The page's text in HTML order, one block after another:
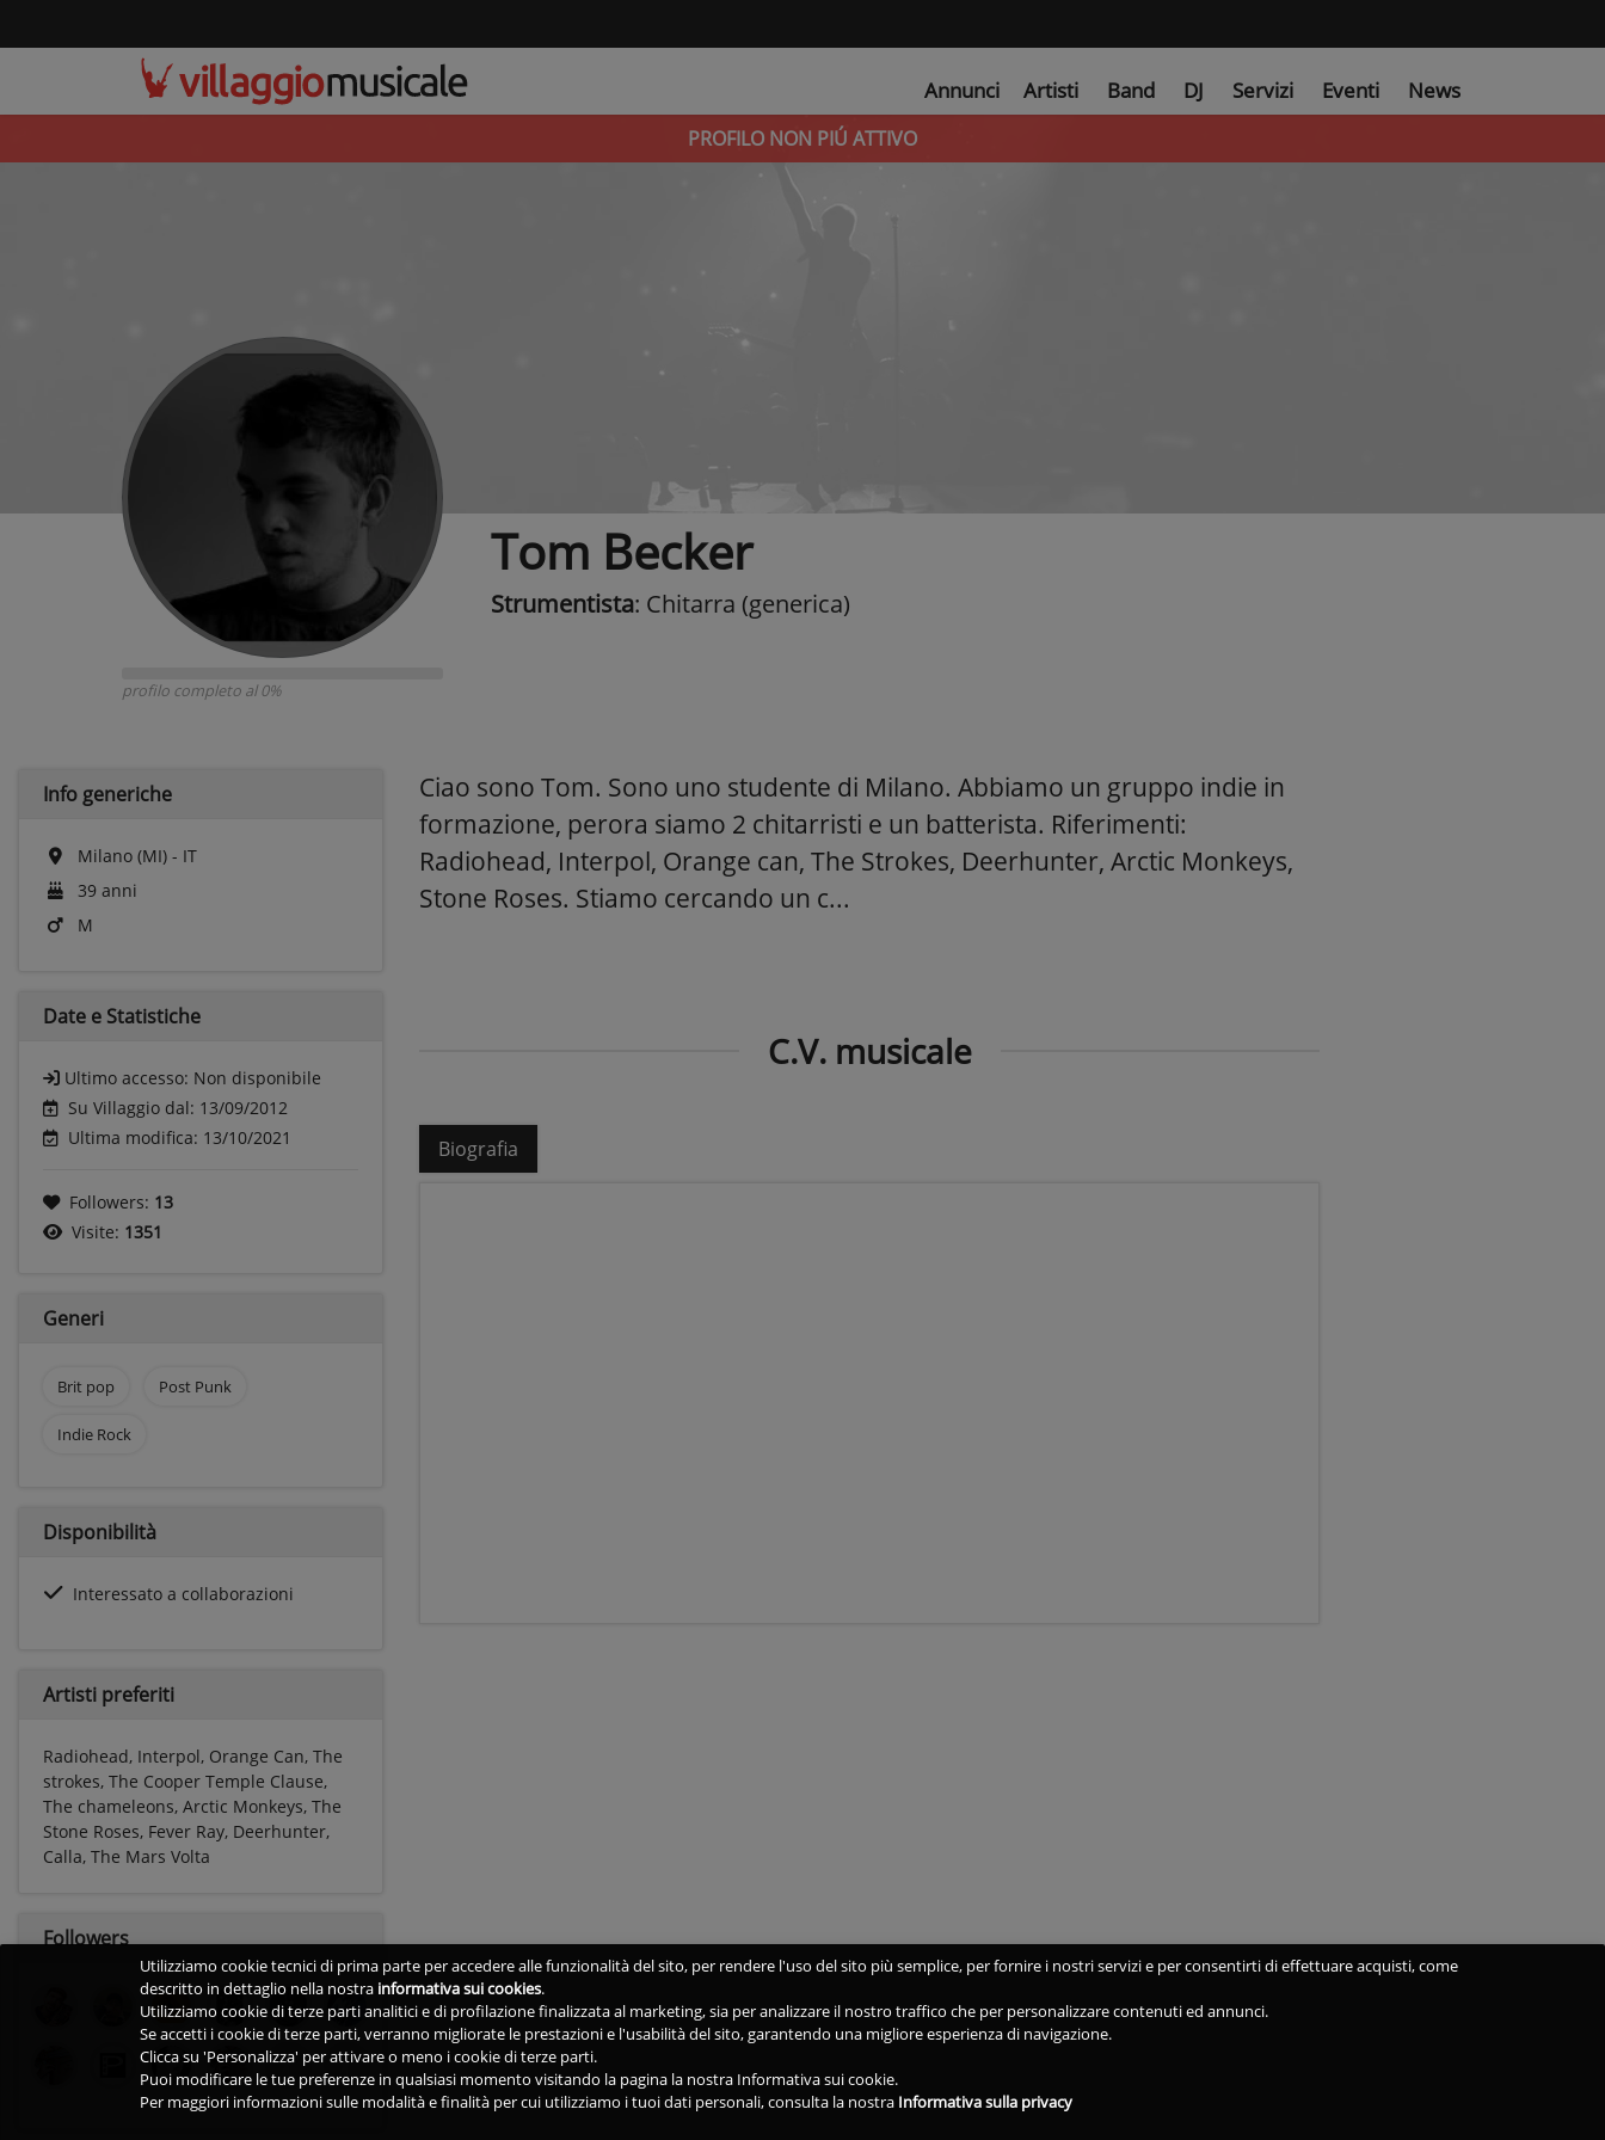
Annunci Artisti Band DJ Servizi Eventi News
PROFILO NON PIÚ ATTIVO
profilo completo al 0%
Tom Becker
Strumentista: Chitarra (generica)
Info generiche
Milano (MI) - IT
39 anni
M
Date e Statistiche
Ultimo accesso: Non disponibile
Su Villaggio dal: 13/09/2012
Ultima modifica: 13/10/2021
Followers: 13
Visite: 1351
Generi
Brit pop Post Punk
Indie Rock
Disponibilità
Interessato a collaborazioni
Artisti preferiti
Radiohead, Interpol, Orange Can, The
strokes, The Cooper Temple Clause,
The chameleons, Arctic Monkeys, The
Stone Roses, Fever Ray, Deerhunter,
Calla, The Mars Volta
Followers
Ciao sono Tom. Sono uno studente di Milano. Abbiamo un gruppo indie in
formazione, perora siamo 2 chitarristi e un batterista. Riferimenti:
Radiohead, Interpol, Orange can, The Strokes, Deerhunter, Arctic Monkeys,
Stone Roses. Stiamo cercando un c...
C.V. musicale
Biografia
Utilizziamo cookie tecnici di prima parte per accedere alle funzionalità del sito, per rendere l'uso del sito più semplice, per fornire i nostri servizi e per consentirti di effettuare acquisti, come
descritto in dettaglio nella nostra informativa sui cookies.
Utilizziamo cookie di terze parti analitici e di profilazione finalizzata al marketing, sia per analizzare il nostro traffico che per personalizzare contenuti ed annunci.
Se accetti i cookie di terze parti, verranno migliorate le prestazioni e l'usabilità del sito, garantendo una migliore esperienza di navigazione.
Clicca su 'Personalizza' per attivare o meno i cookie di terze parti.
Puoi modificare le tue preferenze in qualsiasi momento visitando la pagina la nostra Informativa sui cookie.
Per maggiori informazioni sulle modalità e finalità per cui utilizziamo i tuoi dati personali, consulta la nostra Informativa sulla privacy